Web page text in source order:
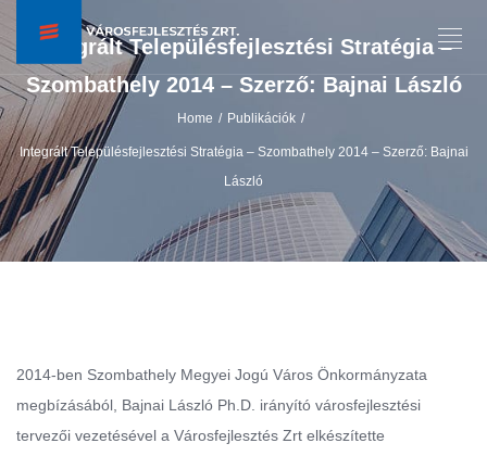
Integrált Településfejlesztési Stratégia –
Szombathely 2014 – Szerző: Bajnai László
Home / Publikációk /
Integrált Településfejlesztési Stratégia – Szombathely 2014 – Szerző: Bajnai
László
2014-ben Szombathely Megyei Jogú Város Önkormányzata
megbízásából, Bajnai László Ph.D. irányító városfejlesztési
tervezői vezetésével a Városfejlesztés Zrt elkészítette